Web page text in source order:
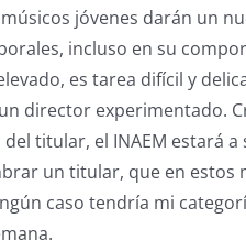
jóvenes darán un
incluso en su
es tarea difícil y
director experimentado.
del titular, el INAEM estará
un titular, que en
caso tendría mi